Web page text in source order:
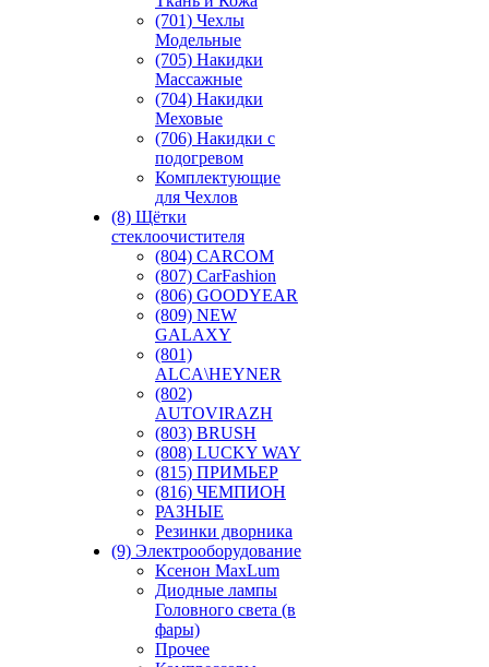
(701) Чехлы
Модельные
(705) Накидки
Массажные
(704) Накидки
Меховые
(706) Накидки с
подогревом
Комплектующие
для Чехлов
(8) Щётки
стеклоочистителя
(804) CARCOM
(807) CarFashion
(806) GOODYEAR
(809) NEW
GALAXY
(801)
ALCA\HEYNER
(802)
AUTOVIRAZH
(803) BRUSH
(808) LUCKY WAY
(815) ПРИМЬЕР
(816) ЧЕМПИОН
РАЗНЫЕ
Резинки дворника
(9) Электрооборудование
Ксенон MaxLum
Диодные лампы
Головного света (в
фары)
Прочее